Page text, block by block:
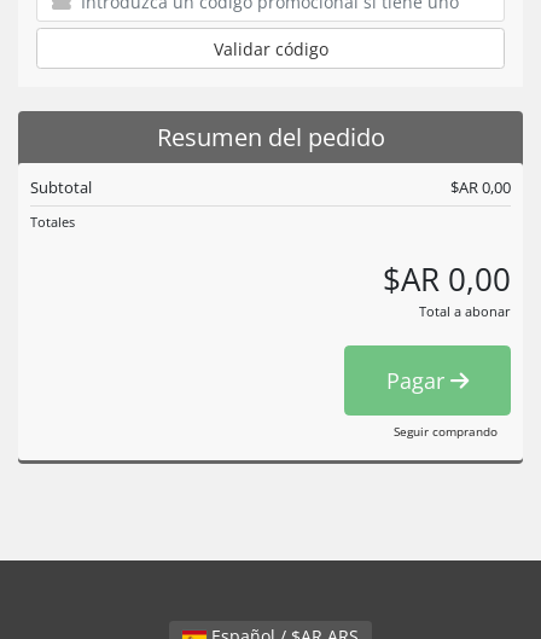
Validar código
Resumen del pedido
Subtotal $AR 0,00
Totales
$AR 0,00
Total a abonar
Pagar
Seguir comprando